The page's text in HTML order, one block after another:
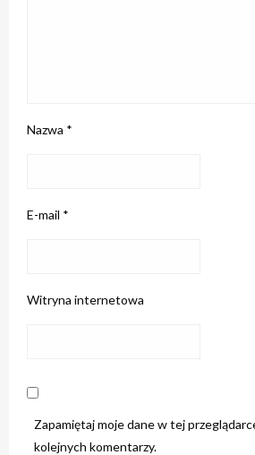
Nazwa *
E-mail *
Witryna internetowa
Zapamiętaj moje dane w tej
kolejnych komentarzy.